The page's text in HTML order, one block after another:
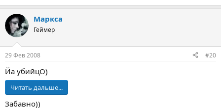
Маркса
Геймер
29 Фев 2008 #20
Йа убийцО)
Читать дальше...
Забавно))